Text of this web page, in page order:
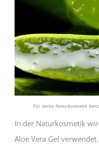
Für deine Naturkosmetik
In der Naturkosmetik
Aloe Vera Gel